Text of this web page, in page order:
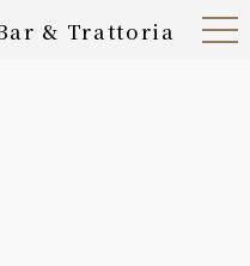
& Trattoria Open
Navig